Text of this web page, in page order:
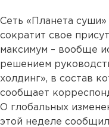
Сеть «Планета
сократит свое
максимум – вообще
решением
холдинг», в состав
сообщает
О глобальных
этой неделе